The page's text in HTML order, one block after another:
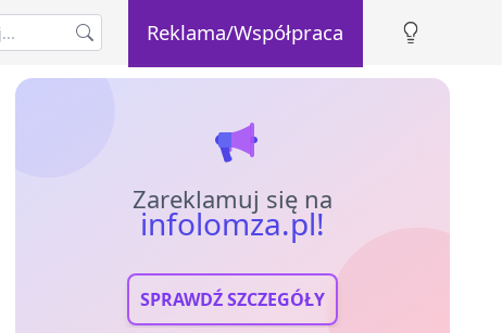
Reklama/Współpraca
Zareklamuj się na
infolomza.pl!
SPRAWDŹ SZCZEGÓŁY